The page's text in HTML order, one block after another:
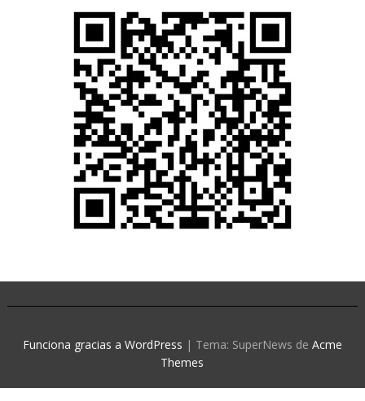
Funciona gracias a WordPress | Tema: SuperNews de Acme
Themes